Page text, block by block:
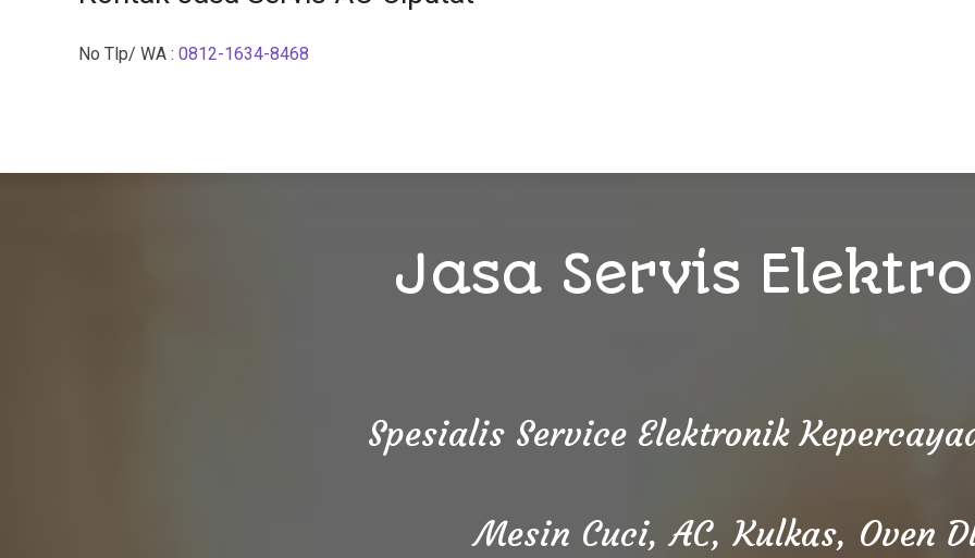
No Tlp/ WA : 0812-1634-8468
Jasa Servis
Spesialis Service Elektronik
Mesin Cuci, AC, Kulkas, Oven